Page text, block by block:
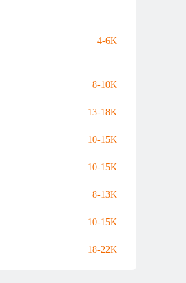
4-6K
8-10K
13-18K
10-15K
10-15K
8-13K
10-15K
18-22K